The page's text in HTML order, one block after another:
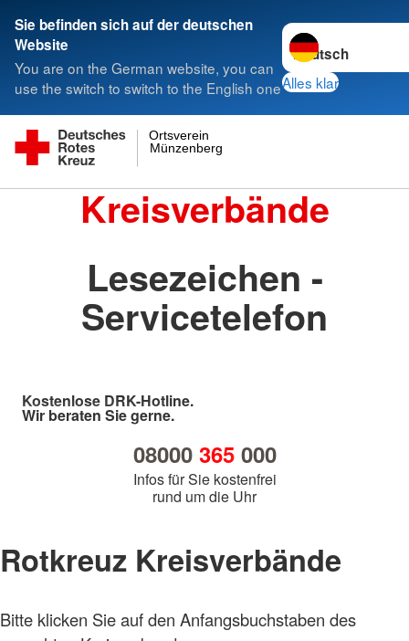
Sie befinden sich auf der deutschen
Website
You are on the German website, you can
use the switch to switch to the English one
Sprache wechseln
Alles klar
Münzenberg
Ortsverein
Kreisverbände
Lesezeichen -
Servicetelefon
Kostenlose DRK-Hotline.
Wir beraten Sie gerne.
08000 365000
Infos für Sie kostenfrei
rund um die Uhr
Rotkreuz Kreisverbände
Bitte klicken Sie auf den Anfangsbuchstaben des